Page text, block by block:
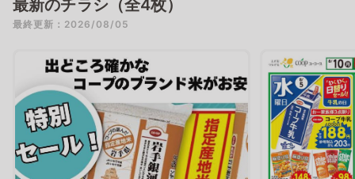
最新のチラシ（全4枚）
最終更新：2026/08/05